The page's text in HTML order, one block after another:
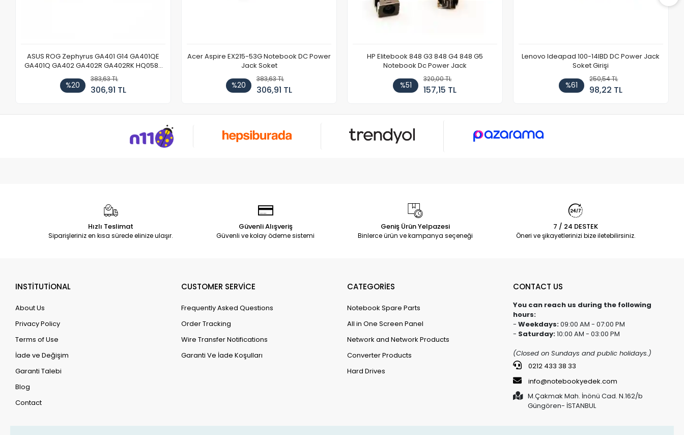
ASUS ROG Zephyrus GA401 G14 GA401QE
GA401Q GA402 GA402R GA402RK HQ058T
GA503QR GA503QS GA503QM GA503QE
GX650 Notebook DC Power Jack Soketi
%20
383,63 TL
306,91 TL
Acer Aspire EX215-53G Notebook DC Power
Jack Soket
%20
383,63 TL
306,91 TL
HP Elitebook 848 G3 848 G4 848 G5
Notebook Dc Power Jack
%51
320,00 TL
157,15 TL
Lenovo Ideapad 100-14IBD DC Power Jack
Soket Girişi
%61
250,54 TL
98,22 TL
Hızlı Teslimat
Siparişleriniz en kısa sürede elinize ulaşır.
Güvenli Alışveriş
Güvenli ve kolay ödeme sistemi
Geniş Ürün Yelpazesi
Binlerce ürün ve kampanya seçeneği
7 / 24 DESTEK
Öneri ve şikayetlerinizi bize iletebilirsiniz.
INSTİTUTİONAL
About Us
Privacy Policy
Terms of Use
İade ve Değişim
Garanti Talebi
Blog
Contact
CUSTOMER SERVİCE
Frequently Asked Questions
Order Tracking
Wire Transfer Notifications
Garanti Ve İade Koşulları
CATEGORİES
Notebook Spare Parts
All in One Screen Panel
Network and Network Products
Converter Products
Hard Drives
CONTACT US
You can reach us during the following
hours:
- Weekdays:09:00 AM - 07:00 PM
- Saturday:10:00 AM - 03:00 PM
(Closed on Sundays and public holidays.)
0212 433 38 33
info@notebookyedek.com
M.Çakmak Mah. İnönü Cad. N.162/b
Güngören- İSTANBUL